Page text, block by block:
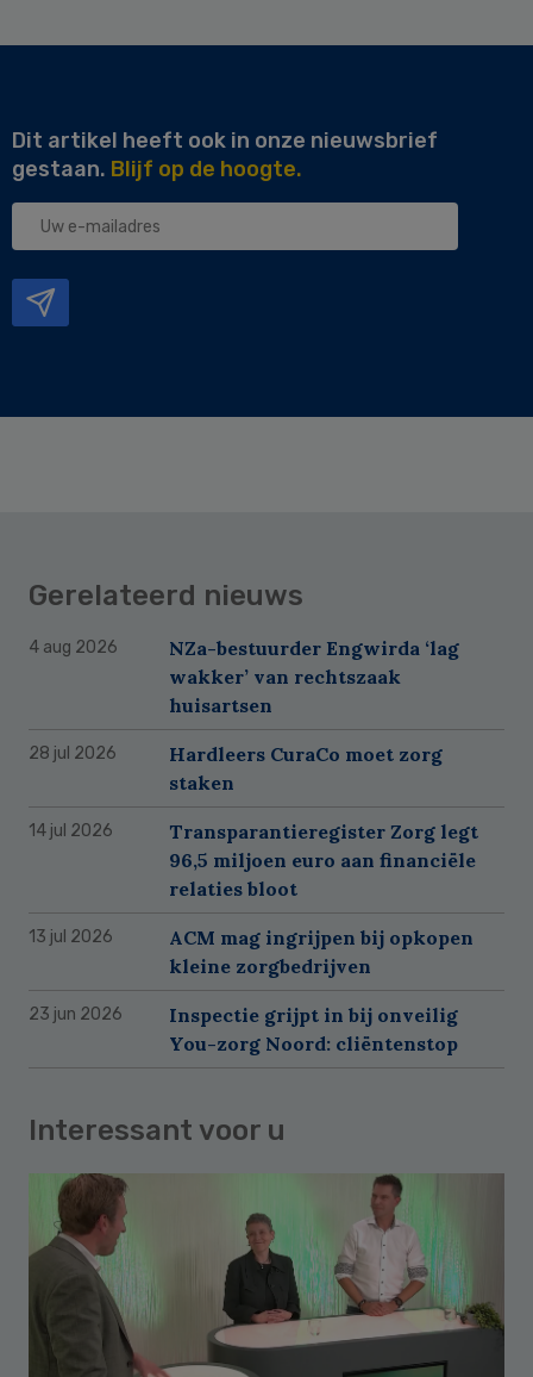
Dit artikel heeft ook in onze nieuwsbrief
gestaan. Blijf op de hoogte.
Uw
Gerelateerd nieuws
4 aug 2026
NZa-bestuurder Engwirda ‘lag
wakker’ van rechtszaak
huisartsen
28 jul 2026
Hardleers CuraCo moet zorg
staken
14 jul 2026
Transparantieregister Zorg legt
96,5 miljoen euro aan financiële
relaties bloot
13 jul 2026
ACM mag ingrijpen bij opkopen
kleine zorgbedrijven
23 jun 2026
Inspectie grijpt in bij onveilig
You-zorg Noord: cliëntenstop
Interessant voor u